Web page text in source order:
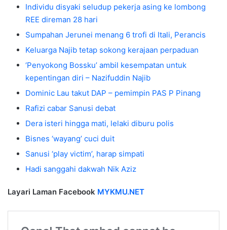
Individu disyaki seludup pekerja asing ke lombong
REE direman 28 hari
Sumpahan Jerunei menang 6 trofi di Itali, Perancis
Keluarga Najib tetap sokong kerajaan perpaduan
‘Penyokong Bossku’ ambil kesempatan untuk
kepentingan diri – Nazifuddin Najib
Dominic Lau takut DAP – pemimpin PAS P Pinang
Rafizi cabar Sanusi debat
Dera isteri hingga mati, lelaki diburu polis
Bisnes ‘wayang’ cuci duit
Sanusi ‘play victim’, harap simpati
Hadi sanggahi dakwah Nik Aziz
Layari Laman Facebook MYKMU.NET